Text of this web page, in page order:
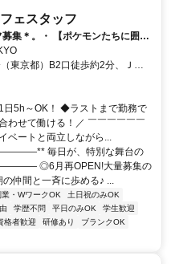
ェスタッフ
集＊。・ 【ポケモンたちに囲ま
ケモン体験”を届けよう*。・
東京都）B2口徒歩約2分、ＪＲ
、東京メトロ日比谷線 人形町
5分●東京メトロ 銀座線・東西線
線「日本橋駅」徒歩4分
5h～OK！ ◆ラストまで勤務で
わせて働ける！／ ￣￣￣￣￣￣
ベートと両立しながら...
毎日が、特別な舞台の
◎6月再OPEN!大量募集の
仲間と一斉に歩める♪ ...
業・WワークOK
土日祝のみOK
学歴不問 平日のみOK
学生歓迎
格者歓迎 研修あり
ブランクOK